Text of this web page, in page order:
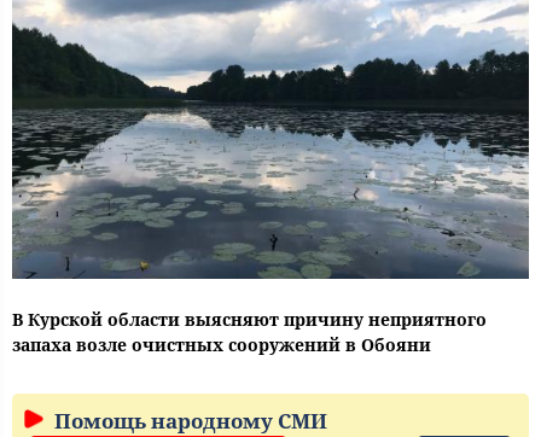
В Курской области выясняют причину неприятного
запаха возле очистных сооружений в Обояни
Помощь народному СМИ